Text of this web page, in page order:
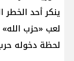
ينكر أحد
لعب «حزب الله»
لحظة دخوله